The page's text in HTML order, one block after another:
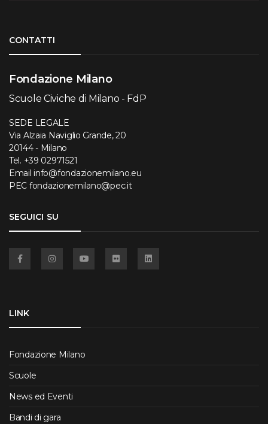
CONTATTI
Fondazione Milano
Scuole Civiche di Milano - FdP
SEDE LEGALE
Via Alzaia Naviglio Grande, 20
20144 - Milano
Tel. +39 02971521
Email info@fondazionemilano.eu
PEC fondazionemilano@pec.it
SEGUICI SU
LINK
Fondazione Milano
Scuole
News ed Eventi
Bandi di gara